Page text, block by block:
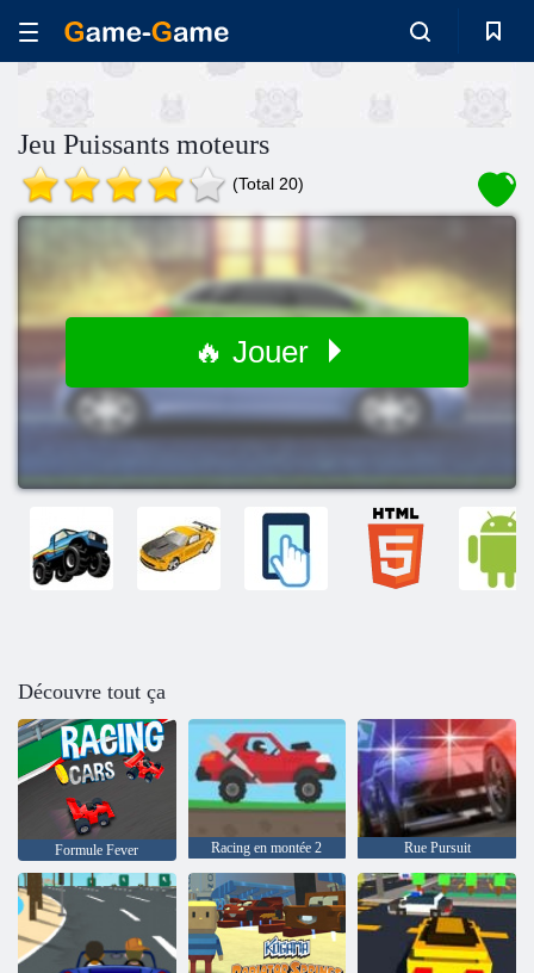
Jeu Puissants moteurs
(Total 20)
🔥 Jouer
Découvre tout ça
Formule Fever Racing en montée 2 Rue Pursuit